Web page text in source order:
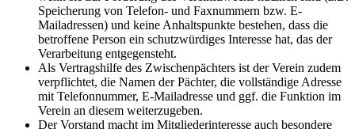
Speicherung von Telefon- und Faxnummern bzw. E-
Mailadressen) und keine Anhaltspunkte bestehen, dass die
betroffene Person ein schutzwürdiges Interesse hat, das der
Verarbeitung entgegensteht.
Als Vertragshilfe des Zwischenpächters ist der Verein zudem
verpflichtet, die Namen der Pächter, die vollständige Adresse
mit Telefonnummer, E-Mailadresse und ggf. die Funktion im
Verein an diesem weiterzugeben.
Der Vorstand macht im Mitgliederinteresse auch besondere